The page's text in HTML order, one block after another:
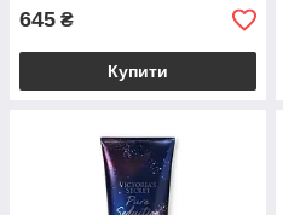
645 ₴
Купити